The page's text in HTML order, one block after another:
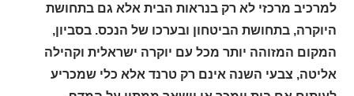
למרכיב מרכזי לא רק בנראות הבית אלא גם בתחושת
היוקרה, בתחושת הביטחון ובערכו של הנכס. בסביון,
המקום המזוהה יותר מכל עם יוקרה ישראלית וקהילה
אליטה, צבעי השנה אינם רק טרנד אלא כלי שמכריע